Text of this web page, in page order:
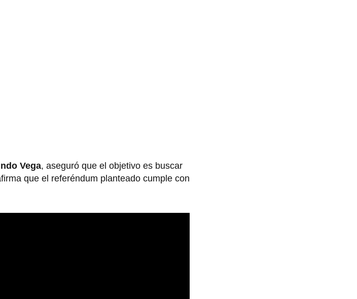
Vega, aseguró que el objetivo es buscar
que el referéndum planteado cumple con